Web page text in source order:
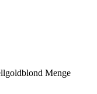
Menge